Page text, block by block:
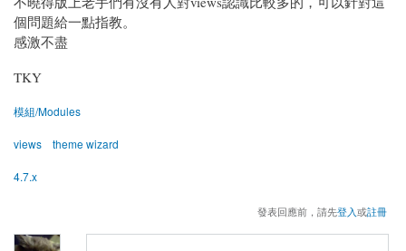
個問題給一點指教。
感激不盡
TKY
模組/Modules
views theme wizard
4.7.x
發表回應前，請先登入或註冊